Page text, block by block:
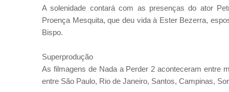
A solenidade contará com as presenças do ator
Proença Mesquita, que deu vida à Ester Bezerra,
Bispo.
Superprodução
As filmagens de Nada a Perder 2 aconteceram entre
entre São Paulo, Rio de Janeiro, Santos, Campinas,